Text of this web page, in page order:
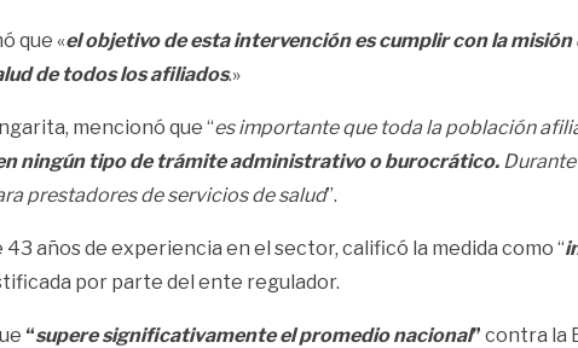
que «el objetivo de esta intervención es cumplir con la
de todos los afiliados.»
mencionó que “es importante que toda la población
ningún tipo de trámite administrativo o burocrático.
prestadores de servicios de salud”.
años de experiencia en el sector, calificó la medida como “
por parte del ente regulador.
“supere significativamente el promedio nacional” contra la